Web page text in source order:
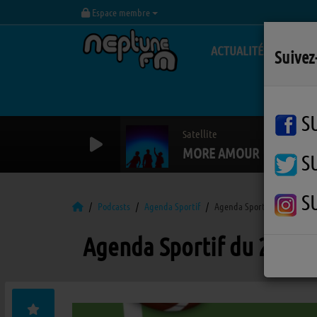
Espace membre
ACTUALITÉS
Satellite
MORE AMOUR
Podcasts Agenda Sportif Agenda Sportif du 2 mai
Agenda Sportif du 2 mai